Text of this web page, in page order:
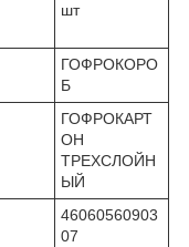
шт
ГОФРОКОРО
Б
ГОФРОКАРТ
ОН
ТРЕХСЛОЙН
ЫЙ
46060560903
07